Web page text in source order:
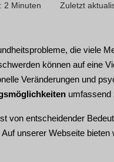
2 Minuten Zuletzt
die viele
können auf eine
Veränderungen und
umfassend
von entscheidender
unserer Webseite